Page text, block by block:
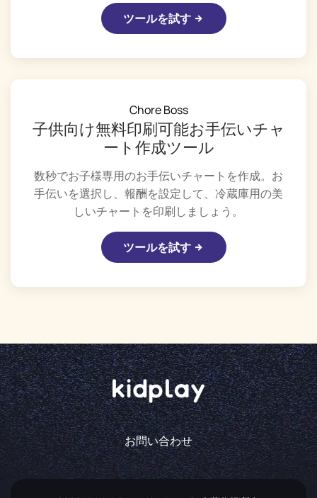
ツールを試す
Chore Boss
子供向け無料印刷可能お手伝いチャ
ート作成ツール
数秒でお子様専用のお手伝いチャートを作成。お
手伝いを選択し、報酬を設定して、冷蔵庫用の美
しいチャートを印刷しましょう。
ツールを試す
お問い合わせ